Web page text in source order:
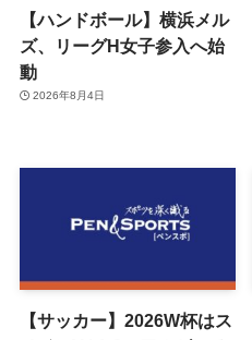
【ハンドボール】横浜メル
ズ、リーグH女子参入へ始
動
2026年8月4日
【サッカー】2026W杯はス